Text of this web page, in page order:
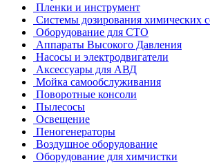
Пленки и инструмент
Системы дозирования химических
Оборудование для СТО
Аппараты Высокого Давления
Насосы и электродвигатели
Аксессуары для АВД
Мойка самообслуживания
Поворотные консоли
Пылесосы
Освещение
Пеногенераторы
Воздушное оборудование
Оборудование для химчистки